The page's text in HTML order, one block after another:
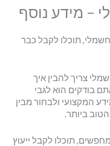
– מידע נוסף
תוכלו לקבל כבר
צריך להבין איך
בודקים הוא לגבי
המקצועי ולבחור מבין
ביותר.
תוכלו לקבל ייעוץ